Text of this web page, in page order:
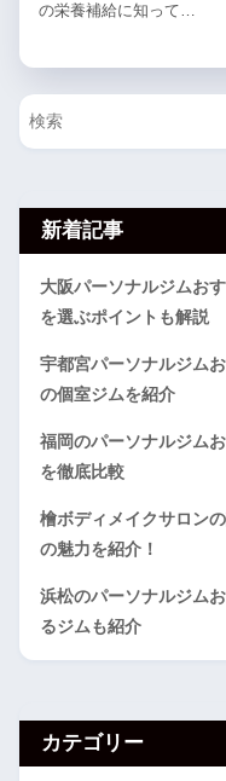
の栄養補給に知って…
新着記事
大阪パーソナルジムお
を選ぶポイントも解説
宇都宮パーソナルジム
の個室ジムを紹介
福岡のパーソナルジム
を徹底比較
檜ボディメイクサロン
の魅力を紹介！
浜松のパーソナルジム
るジムも紹介
カテゴリー